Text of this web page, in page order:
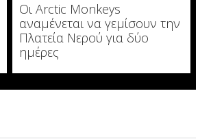
Οι Arctic Monkeys
αναμένεται να γεμίσουν την
Πλατεία Νερού για δύο
ημέρες